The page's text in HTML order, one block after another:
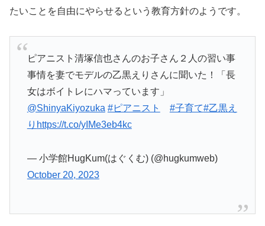
たいことを自由にやらせるという教育方針のようです。
ピアニスト清塚信也さんのお子さん２人の習い事
事情を妻でモデルの乙黒えりさんに聞いた！「長
女はボイトレにハマっています」
@ShinyaKiyozuka #ピアニスト #子育て#乙黒え
り https://t.co/yIMe3eb4kc
— 小学館HugKum(はぐくむ) (@hugkumweb)
October 20, 2023